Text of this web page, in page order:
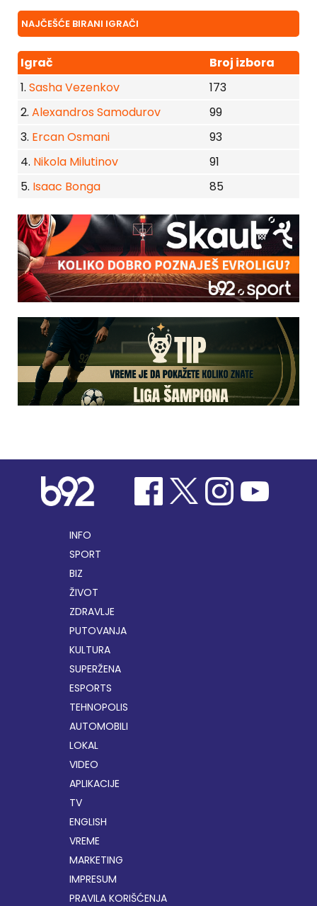
NAJČEŠĆE BIRANI IGRAČI
Igrač
Broj izbora
1. Sasha Vezenkov
173
2. Alexandros Samodurov
99
3. Ercan Osmani
93
4. Nikola Milutinov
91
5. Isaac Bonga 85
INFO
SPORT
BIZ
ŽIVOT
ZDRAVLJE
PUTOVANJA
KULTURA
SUPERŽENA
ESPORTS
TEHNOPOLIS
AUTOMOBILI
LOKAL
VIDEO
APLIKACIJE
TV
ENGLISH
VREME
MARKETING
IMPRESUM
PRAVILA KORIŠĆENJA